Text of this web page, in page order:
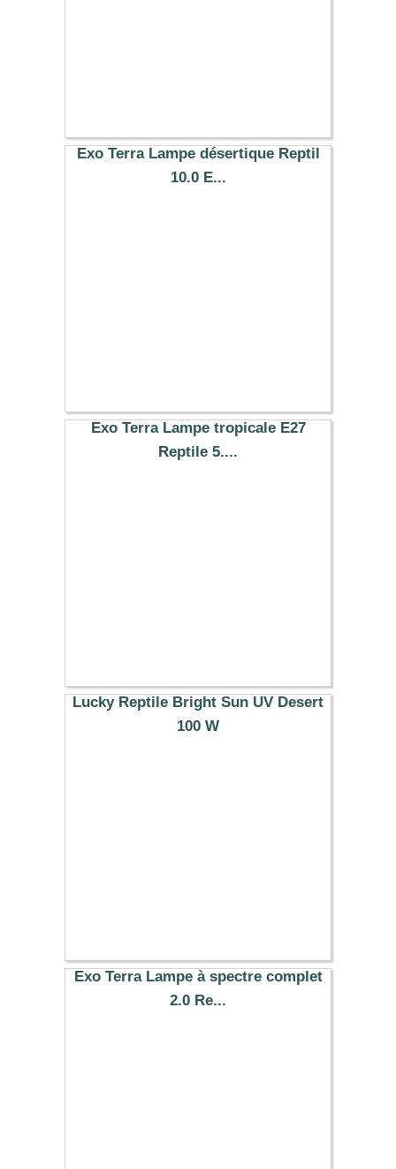
Exo Terra Lampe désertique Reptil
10.0 E...
Exo Terra Lampe tropicale E27
Reptile 5....
Lucky Reptile Bright Sun UV Desert
100 W
Exo Terra Lampe à spectre complet
2.0 Re...